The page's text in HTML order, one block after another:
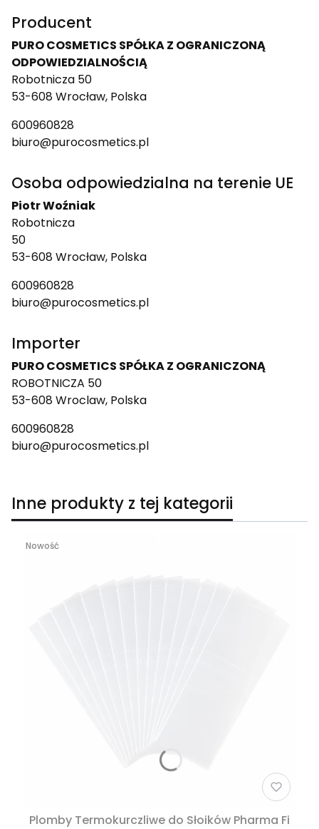
Producent
PURO COSMETICS SPÓŁKA Z OGRANICZONĄ
ODPOWIEDZIALNOŚCIĄ
Robotnicza 50
53-608 Wrocław, Polska
600960828
biuro@purocosmetics.pl
Osoba odpowiedzialna na terenie UE
Piotr Woźniak
Robotnicza
50
53-608 Wrocław, Polska
600960828
biuro@purocosmetics.pl
Importer
PURO COSMETICS SPÓŁKA Z OGRANICZONĄ
ROBOTNICZA 50
53-608 Wroclaw, Polska
600960828
biuro@purocosmetics.pl
Inne produkty z tej kategorii
Nowość
Plomby Termokurczliwe do Słoików Pharma Fi